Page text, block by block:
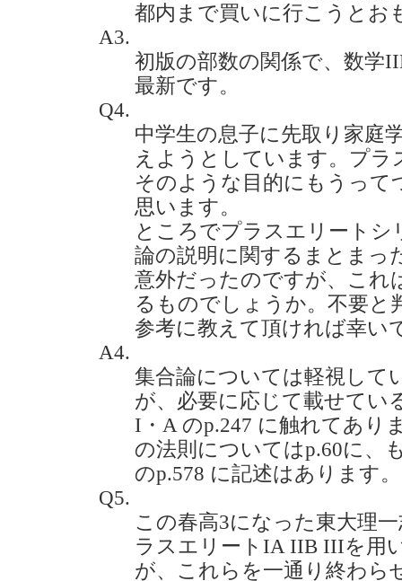
都内まで買いに行こうとお
A3.
初版の部数の関係で、数学
最新です。
Q4.
中学生の息子に先取り家庭
えようとしています。プ
そのような目的にもうって
思います。
ところでプラスエリートシ
論の説明に関するまとまっ
意外だったのですが、これ
るものでしょうか。不要と
参考に教えて頂ければ幸い
A4.
集合論については軽視して
が、必要に応じて載せてい
I・A のp.247 に触れてあり
の法則についてはp.60に、
のp.578 に記述はあります。
Q5.
この春高3になった東大理
ラスエリートIA IIB IIIを用
が、これらを一通り終わら